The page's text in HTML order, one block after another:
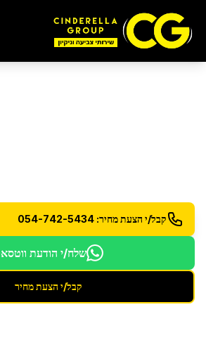
קבל/י הצעת מחיר: 054-742-5434
שלח/י הודעת
קבל/י הצעת מחיר